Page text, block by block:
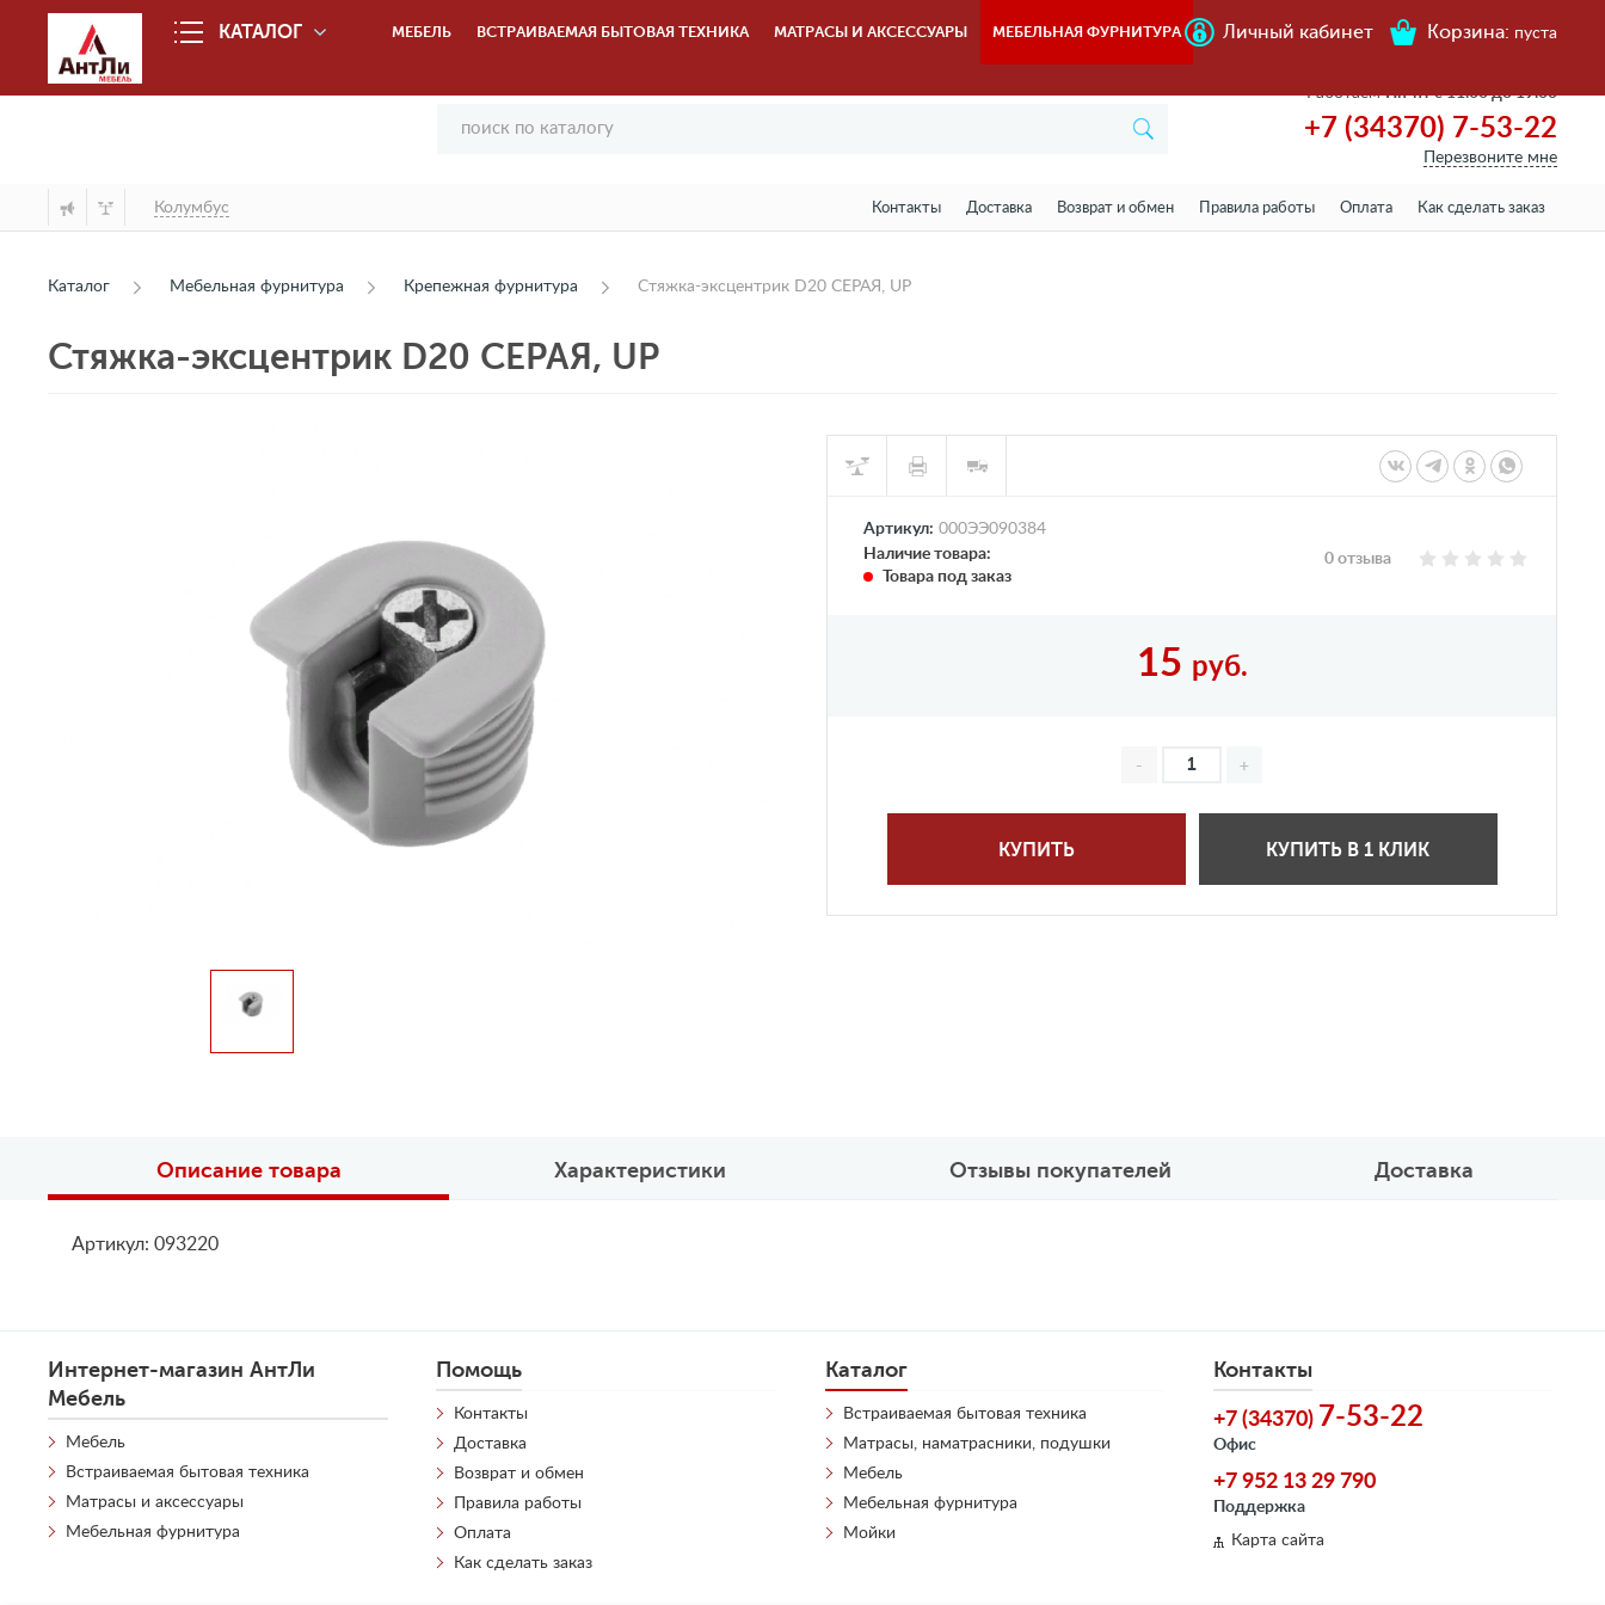
КАТАЛОГ МЕБЕЛЬ ВСТРАИВАЕМАЯ БЫТОВАЯ ТЕХНИКА МАТРАСЫ И АКСЕССУАРЫ МЕБЕЛЬНАЯ ФУРНИТУРА Личный кабинет Корзина: пуста
РаботаемПн-пт с 11.00 до 19.00
+7 (34370) 7-53-22
Перезвоните мне
Колумбус Контакты Доставка Возврат и обмен Правила работы Оплата Как сделать заказ
Каталог Мебельная фурнитура Крепежная фурнитура Стяжка-эксцентрик D20 СЕРАЯ, UP
Стяжка-эксцентрик D20 СЕРАЯ, UP
Артикул: 000ЭЭ090384
Наличие товара:
Товара под заказ
0 отзыва
15 руб.
КУПИТЬ КУПИТЬ В 1 КЛИК
Описание товара Характеристики Отзывы покупателей Доставка
Артикул: 093220
Интернет-магазин АнтЛи
Мебель
Мебель
Встраиваемая бытовая техника
Матрасы и аксессуары
Мебельная фурнитура
Помощь
Контакты
Доставка
Возврат и обмен
Правила работы
Оплата
Как сделать заказ
Контакты
+7 (34370) 7-53-22
Офис
+7 952 13 29 790
Поддержка
Карта сайта
Каталог
Встраиваемая бытовая техника
Матрасы, наматрасники, подушки
Мебель
Мебельная фурнитура
Мойки